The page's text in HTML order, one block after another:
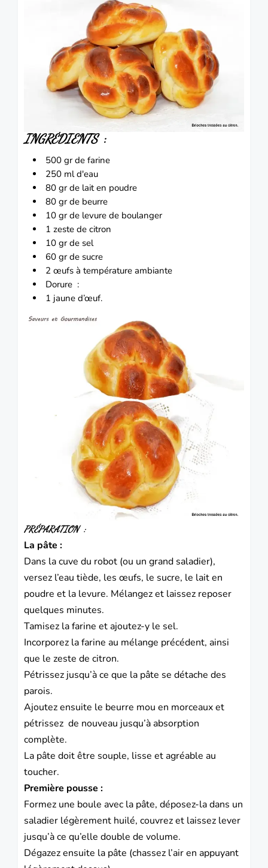
INGRÉDIENTS :
500 gr de farine
250 ml d'eau
80 gr de lait en poudre
80 gr de beurre
10 gr de levure de boulanger
1 zeste de citron
10 gr de sel
60 gr de sucre
2 œufs à température ambiante
Dorure :
1 jaune d’œuf.
PRÉPARATION :
La pâte :
Dans la cuve du robot (ou un grand saladier),
versez l’eau tiède, les œufs, le sucre, le lait en
poudre et la levure. Mélangez et laissez reposer
quelques minutes.
Tamisez la farine et ajoutez-y le sel.
Incorporez la farine au mélange précédent, ainsi
que le zeste de citron.
Pétrissez jusqu’à ce que la pâte se détache des
parois.
Ajoutez ensuite le beurre mou en morceaux et
pétrissez de nouveau jusqu’à absorption
complète.
La pâte doit être souple, lisse et agréable au
toucher.
Première pousse :
Formez une boule avec la pâte, déposez-la dans un
saladier légèrement huilé, couvrez et laissez lever
jusqu’à ce qu’elle double de volume.
Dégazez ensuite la pâte (chassez l’air en appuyant